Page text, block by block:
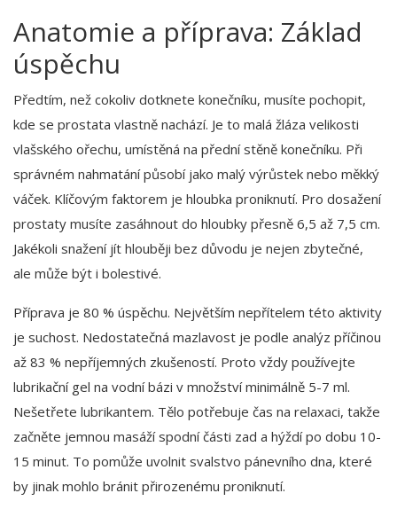
Anatomie a příprava: Základ
úspěchu
Předtím, než cokoliv dotknete konečníku, musíte pochopit,
kde se prostata vlastně nachází. Je to malá žláza velikosti
vlašského ořechu, umístěná na přední stěně konečníku. Při
správném nahmatání působí jako malý výrůstek nebo měkký
váček. Klíčovým faktorem je hloubka proniknutí. Pro dosažení
prostaty musíte zasáhnout do hloubky přesně 6,5 až 7,5 cm.
Jakékoli snažení jít hlouběji bez důvodu je nejen zbytečné,
ale může být i bolestivé.
Příprava je 80 % úspěchu. Největším nepřítelem této aktivity
je suchost. Nedostatečná mazlavost je podle analýz příčinou
až 83 % nepříjemných zkušeností. Proto vždy používejte
lubrikační gel na vodní bázi v množství minimálně 5-7 ml.
Nešetřete lubrikantem. Tělo potřebuje čas na relaxaci, takže
začněte jemnou masáží spodní části zad a hýždí po dobu 10-
15 minut. To pomůže uvolnit svalstvo pánevního dna, které
by jinak mohlo bránit přirozenému proniknutí.